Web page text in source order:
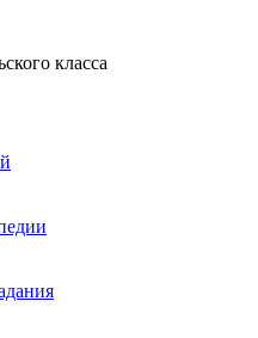
класса